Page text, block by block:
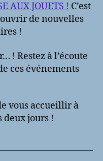
AUX JOUETS ! C’est
de nouvelles
!
! Restez à l’écoute
ces événements
vous accueillir à
deux jours !